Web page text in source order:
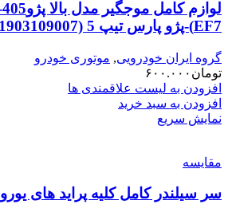
EF7)-پژو پارس تیپ 5 TPCO (1903109007)
گروه ایران خودرویی, موتوری خودرو
تومان ۶۰۰.۰۰۰
افزودن به لیست علاقمندی ها
افزودن به سبد خرید
نمایش سریع
مقایسه
سر سیلندر کامل کلیه پراید های یورو 4 SUNEX سانکس